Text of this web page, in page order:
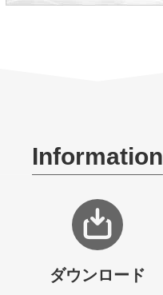
Information
ダウンロード